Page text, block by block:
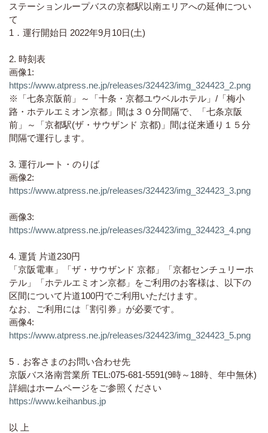
ステーションループバスの京都駅以南エリアへの延伸につい
て
1．運行開始日 2022年9月10日(土)
2. 時刻表
画像1:
https://www.atpress.ne.jp/releases/324423/img_324423_2.png
※「七条京阪前」～「十条・京都ユウベルホテル」/「梅小
路・ホテルエミオン京都」間は３０分間隔で、「七条京阪
前」～「京都駅(ザ・サウザンド 京都)」間は従来通り１５分
間隔で運行します。
3. 運行ルート・のりば
画像2:
https://www.atpress.ne.jp/releases/324423/img_324423_3.png
画像3:
https://www.atpress.ne.jp/releases/324423/img_324423_4.png
4. 運賃 片道230円
「京阪電車」「ザ・サウザンド 京都」「京都センチュリーホ
テル」「ホテルエミオン京都」をご利用のお客様は、以下の
区間について片道100円でご利用いただけます。
なお、ご利用には「割引券」が必要です。
画像4:
https://www.atpress.ne.jp/releases/324423/img_324423_5.png
5．お客さまのお問い合わせ先
京阪バス洛南営業所 TEL:075-681-5591(9時～18時、年中無休)
詳細はホームページをご参照ください
https://www.keihanbus.jp
以 上